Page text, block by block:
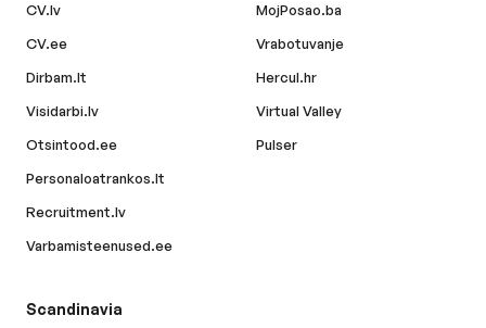
CV.lv
CV.ee
Dirbam.lt
Visidarbi.lv
Otsintood.ee
Personaloatrankos.lt
Recruitment.lv
Varbamisteenused.ee
MojPosao.ba
Vrabotuvanje
Hercul.hr
Virtual Valley
Pulser
Scandinavia